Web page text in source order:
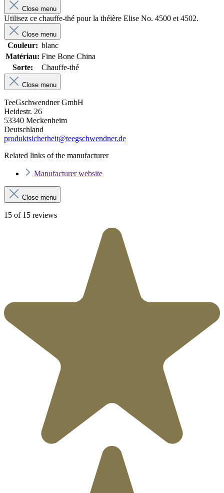
Close menu
Utilisez ce chauffe-thé pour la théière Elise No. 4500 et 4502.
Close menu
Couleur: blanc
Matériau: Fine Bone China
Sorte:
Chauffe-thé
Close menu
TeeGschwendner GmbH
Heidestr. 26
53340 Meckenheim
Deutschland
produktsicherheit@teegschwendner.de
Related links of the manufacturer
Manufacturer website
Close menu
15 of 15 reviews